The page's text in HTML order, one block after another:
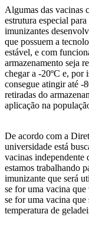
Algumas das vacinas
estrutura especial
imunizantes
que possuem a
estável, e com
armazenamento seja
chegar a -20ºC e, por
consegue atingir até -
retiradas do
aplicação na
De acordo com a
universidade está
vacinas independente
estamos trabalhando
imunizante que será
se for uma vacina
se for uma vacina que
temperatura de